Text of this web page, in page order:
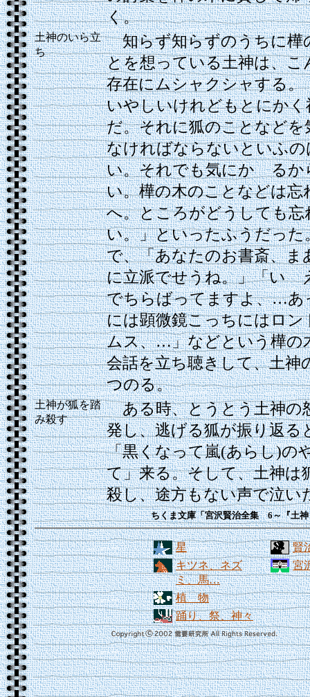
く。
土神のいら立
ち
知らず知らずのうちに樺
とを想っている土神は、こ
存在にムシャクシャする。
いやしいけれどもとにかく
だ。それに狐のことなどを
なければならないといふの
い。それでも気にかゝるか
い。樺の木のことなどは忘
へ。ところがどうしても忘
い。」といったふうだった
で、「あなたのお書斎、ま
に立派でせうね。」「いゝ
でちらばってますよ、…あ
には顕微鏡こっちにはロン
ムス、…」などという樺の
会話を立ち聴きして、土神
つのる。
土神が狐を踏
み殺す
ある時、とうとう土神の
発し、逃げる狐が振り返る
「黒くなって嵐(あらし)の
て」来る。そして、土神は
殺し、途方もない声で泣い
ちくま文庫「宮沢賢治全集 6～『土神
星
キツネ、ネズ
ミ、馬…
植 物
踊り、祭、神々
賢
宮